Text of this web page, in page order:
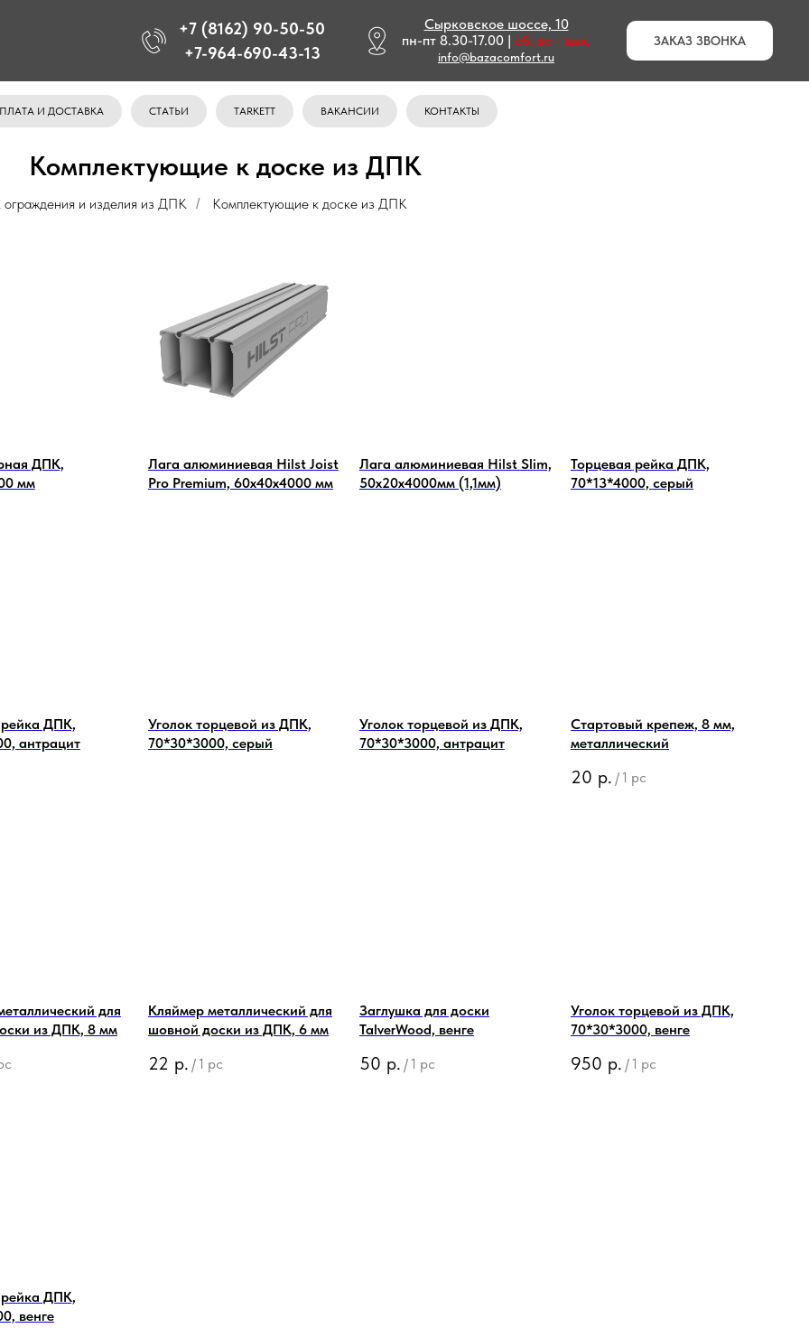
+7 (8162) 90-50-50
+7-964-690-43-13
Сырковское шоссе, 10
пн-пт 8.30-17.00 | сб, вс - вых.
info@bazacomfort.ru
ЗАКАЗ ЗВОНКА
И ДОСТАВКА СТАТЬИ TARKETT ВАКАНСИИ КОНТАКТЫ
Комплектующие к доске из ДПК
ограждения и изделия из ДПК / Комплектующие к доске из ДПК
ДПК,
мм
Лага алюминиевая Hilst Joist
Pro Premium, 60x40х4000 мм
Лага алюминиевая Hilst Slim,
50х20х4000мм (1,1мм)
Торцевая рейка ДПК,
70*13*4000, серый
ДПК,
антрацит
Уголок торцевой из ДПК,
70*30*3000, серый
Уголок торцевой из ДПК,
70*30*3000, антрацит
Стартовый крепеж, 8 мм,
металлический
20 р. / 1 pc
для
из ДПК, 8 мм
Кляймер металлический для
шовной доски из ДПК, 6 мм
22 р. / 1 pc
Заглушка для доски
TalverWood, венге
50 р. / 1 pc
Уголок торцевой из ДПК,
70*30*3000, венге
950 р. / 1 pc
ДПК,
венге